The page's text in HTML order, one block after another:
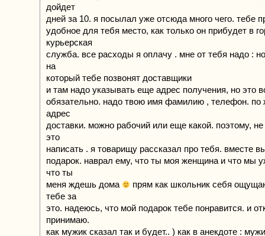
дойдет
дней за 10. я посылал уже отсюда много чего. тебе
удобное для тебя место, как только он прибудет в
курьерская
служба. все расходы я оплачу . мне от тебя надо :
на
который тебе позвонят доставщики
и там надо указывать еще адрес получения, но это
обязательно. надо твою имя фамилию , телефон.
адрес
доставки. можно рабочий или еще какой. поэтому,
это
написать . я товарищу рассказал про тебя. вместе
подарок. наврал ему, что ты моя женщина и что мы
что ты
меня ждешь дома
прям как школьник себя
тебе за
это. надеюсь, что мой подарок тебе понравится. и
принимаю.
как мужик сказал так и будет.. ) как в анекдоте :